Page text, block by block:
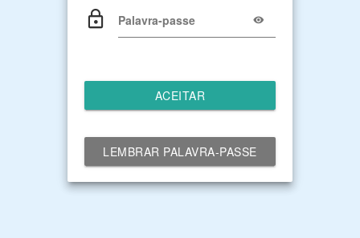
Palavra-passe
ACEITAR
LEMBRAR PALAVRA-PASSE